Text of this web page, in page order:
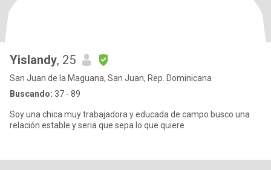
Yislandy, 25
San Juan de la Maguana, San Juan, Rep. Dominicana
Buscando: 37 - 89
Soy una chica muy trabajadora y educada de campo busco una
relación estable y seria que sepa lo que quiere